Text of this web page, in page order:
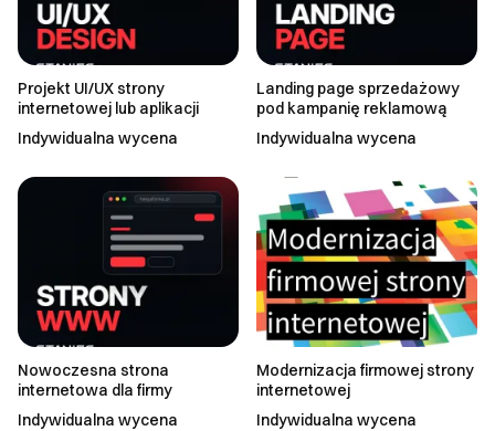
Projekt UI/UX strony
internetowej lub aplikacji
Indywidualna wycena
Landing page sprzedażowy
pod kampanię reklamową
Indywidualna wycena
Nowoczesna strona
internetowa dla firmy
Indywidualna wycena
Modernizacja firmowej strony
internetowej
Indywidualna wycena